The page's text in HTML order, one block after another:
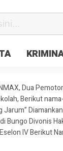
Dua
Berikut
Jarum”
Bungo Divonis
IV Berikut